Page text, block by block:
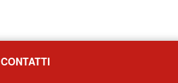
CONTATTI